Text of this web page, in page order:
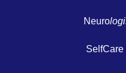
Neuro
SelfCare